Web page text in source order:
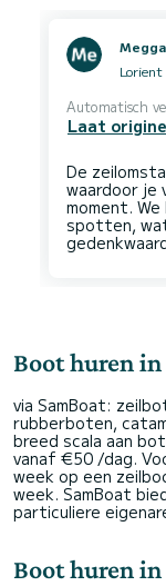
Lorient
Automatisch
Laat
De
waardoor je
moment.
spotten,
Boot huren
via SamBoat:
rubberboten,
breed scala aan
vanaf €50 /dag.
week op een
week. SamBoat
particuliere
Boot huren